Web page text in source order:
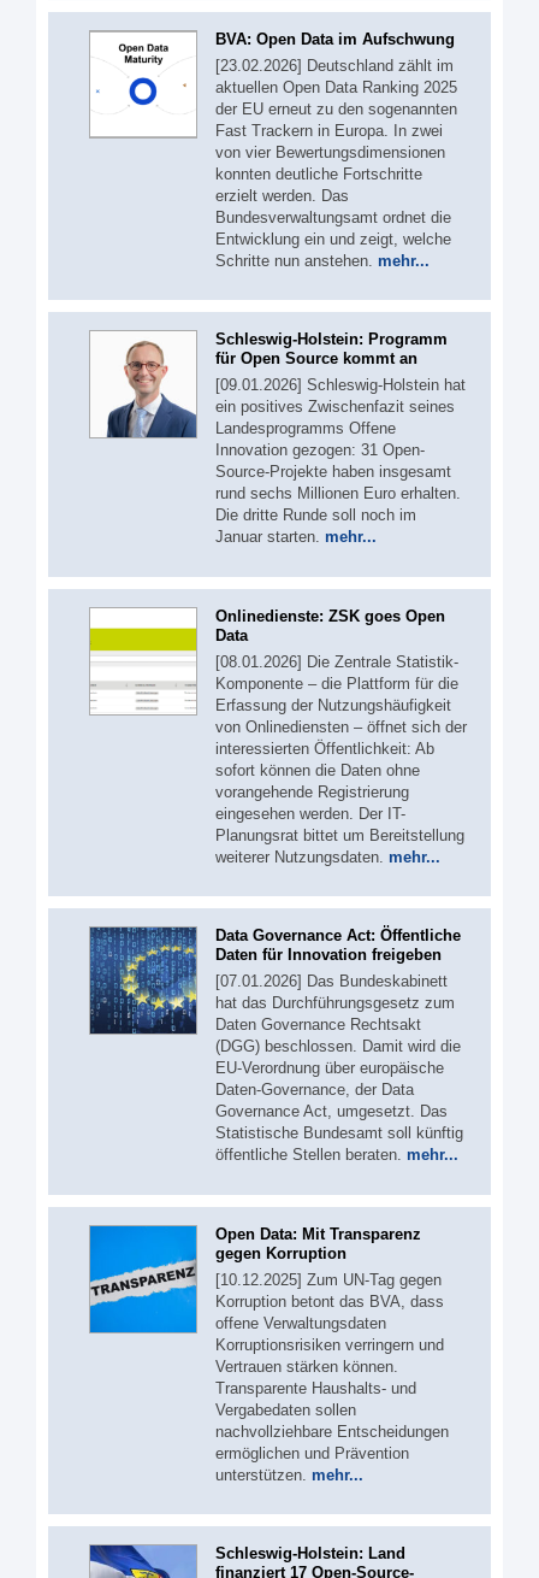
BVA: Open Data im Aufschwung
[23.02.2026] Deutschland zählt im
aktuellen Open Data Ranking 2025
der EU erneut zu den sogenannten
Fast Trackern in Europa. In zwei
von vier Bewertungsdimensionen
konnten deutliche Fortschritte
erzielt werden. Das
Bundesverwaltungsamt ordnet die
Entwicklung ein und zeigt, welche
Schritte nun anstehen. mehr...
Schleswig-Holstein: Programm
für Open Source kommt an
[09.01.2026] Schleswig-Holstein hat
ein positives Zwischenfazit seines
Landesprogramms Offene
Innovation gezogen: 31 Open-
Source-Projekte haben insgesamt
rund sechs Millionen Euro erhalten.
Die dritte Runde soll noch im
Januar starten. mehr...
Onlinedienste: ZSK goes Open
Data
[08.01.2026] Die Zentrale Statistik-
Komponente – die Plattform für die
Erfassung der Nutzungshäufigkeit
von Onlinediensten – öffnet sich der
interessierten Öffentlichkeit: Ab
sofort können die Daten ohne
vorangehende Registrierung
eingesehen werden. Der IT-
Planungsrat bittet um Bereitstellung
weiterer Nutzungsdaten. mehr...
Data Governance Act: Öffentliche
Daten für Innovation freigeben
[07.01.2026] Das Bundeskabinett
hat das Durchführungsgesetz zum
Daten Governance Rechtsakt
(DGG) beschlossen. Damit wird die
EU-Verordnung über europäische
Daten-Governance, der Data
Governance Act, umgesetzt. Das
Statistische Bundesamt soll künftig
öffentliche Stellen beraten. mehr...
Open Data: Mit Transparenz
gegen Korruption
[10.12.2025] Zum UN-Tag gegen
Korruption betont das BVA, dass
offene Verwaltungsdaten
Korruptionsrisiken verringern und
Vertrauen stärken können.
Transparente Haushalts- und
Vergabedaten sollen
nachvollziehbare Entscheidungen
ermöglichen und Prävention
unterstützen. mehr...
Schleswig-Holstein: Land
finanziert 17 Open-Source-